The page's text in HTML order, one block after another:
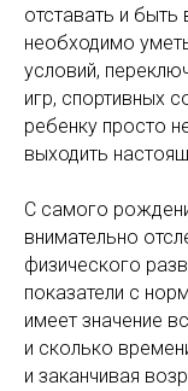
отставать и
необходимо
условий,
игр, спортивных
ребенку просто
выходить
С самого
внимательно
физического
показатели с
имеет значение
и сколько
и заканчивая